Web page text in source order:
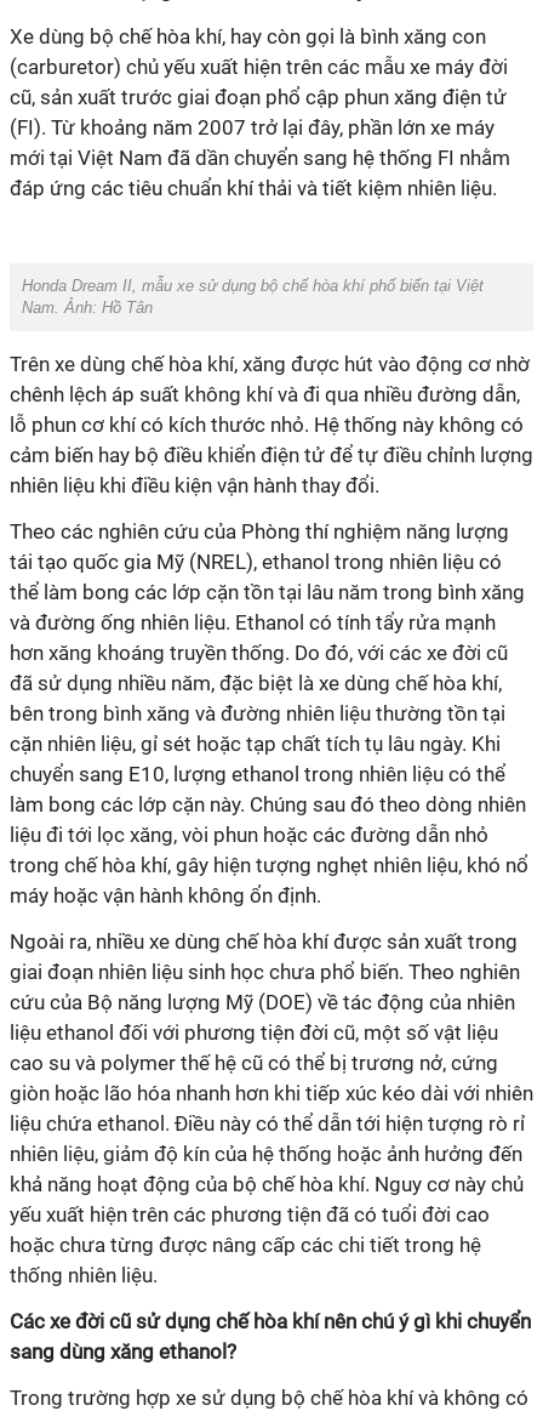
Xe dùng bộ chế hòa khí, hay còn gọi là bình xăng con
(carburetor) chủ yếu xuất hiện trên các mẫu xe máy đời
cũ, sản xuất trước giai đoạn phổ cập phun xăng điện tử
(FI). Từ khoảng năm 2007 trở lại đây, phần lớn xe máy
mới tại Việt Nam đã dần chuyển sang hệ thống FI nhằm
đáp ứng các tiêu chuẩn khí thải và tiết kiệm nhiên liệu.
Honda Dream II, mẫu xe sử dụng bộ chế hòa khí phổ biến tại Việt
Nam. Ảnh: Hồ Tân
Trên xe dùng chế hòa khí, xăng được hút vào động cơ nhờ
chênh lệch áp suất không khí và đi qua nhiều đường dẫn,
lỗ phun cơ khí có kích thước nhỏ. Hệ thống này không có
cảm biến hay bộ điều khiển điện tử để tự điều chỉnh lượng
nhiên liệu khi điều kiện vận hành thay đổi.
Theo các nghiên cứu của Phòng thí nghiệm năng lượng
tái tạo quốc gia Mỹ (NREL), ethanol trong nhiên liệu có
thể làm bong các lớp cặn tồn tại lâu năm trong bình xăng
và đường ống nhiên liệu. Ethanol có tính tẩy rửa mạnh
hơn xăng khoáng truyền thống. Do đó, với các xe đời cũ
đã sử dụng nhiều năm, đặc biệt là xe dùng chế hòa khí,
bên trong bình xăng và đường nhiên liệu thường tồn tại
cặn nhiên liệu, gỉ sét hoặc tạp chất tích tụ lâu ngày. Khi
chuyển sang E10, lượng ethanol trong nhiên liệu có thể
làm bong các lớp cặn này. Chúng sau đó theo dòng nhiên
liệu đi tới lọc xăng, vòi phun hoặc các đường dẫn nhỏ
trong chế hòa khí, gây hiện tượng nghẹt nhiên liệu, khó nổ
máy hoặc vận hành không ổn định.
Ngoài ra, nhiều xe dùng chế hòa khí được sản xuất trong
giai đoạn nhiên liệu sinh học chưa phổ biến. Theo nghiên
cứu của Bộ năng lượng Mỹ (DOE) về tác động của nhiên
liệu ethanol đối với phương tiện đời cũ, một số vật liệu
cao su và polymer thế hệ cũ có thể bị trương nở, cứng
giòn hoặc lão hóa nhanh hơn khi tiếp xúc kéo dài với nhiên
liệu chứa ethanol. Điều này có thể dẫn tới hiện tượng rò rỉ
nhiên liệu, giảm độ kín của hệ thống hoặc ảnh hưởng đến
khả năng hoạt động của bộ chế hòa khí. Nguy cơ này chủ
yếu xuất hiện trên các phương tiện đã có tuổi đời cao
hoặc chưa từng được nâng cấp các chi tiết trong hệ
thống nhiên liệu.
Các xe đời cũ sử dụng chế hòa khí nên chú ý gì khi chuyển
sang dùng xăng ethanol?
Trong trường hợp xe sử dụng bộ chế hòa khí và không có